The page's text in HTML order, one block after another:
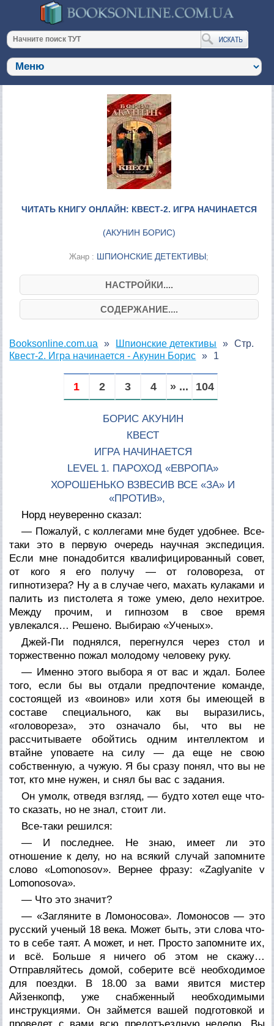
ЧИТАТЬ КНИГУ ОНЛАЙН: КВЕСТ-2. ИГРА НАЧИНАЕТСЯ
(АКУНИН БОРИС)
Жанр : ШПИОНСКИЕ ДЕТЕКТИВЫ;
НАСТРОЙКИ....
СОДЕРЖАНИЕ....
Booksonline.com.ua
Шпионские детективы
Квест-2. Игра начинается - Акунин Борис
Стр.
1
1 2 3 4 » ... 104
БОРИС АКУНИН
КВЕСТ
ИГРА НАЧИНАЕТСЯ
LEVEL 1. ПАРОХОД «ЕВРОПА»
ХОРОШЕНЬКО ВЗВЕСИВ ВСЕ «ЗА» И
«ПРОТИВ»,
Норд неуверенно сказал:
— Пожалуй, с коллегами мне будет удобнее. Все-
таки это в первую очередь научная экспедиция.
Если мне понадобится квалифицированный совет,
от кого я его получу — от головореза, от
гипнотизера? Ну а в случае чего, махать кулаками и
палить из пистолета я тоже умею, дело нехитрое.
Между прочим, и гипнозом в свое время
увлекался… Решено. Выбираю «Ученых».
Джей-Пи поднялся, перегнулся через стол и
торжественно пожал молодому человеку руку.
— Именно этого выбора я от вас и ждал. Более
того, если бы вы отдали предпочтение команде,
состоящей из «воинов» или хотя бы имеющей в
составе специального, как вы выразились,
«головореза», это означало бы, что вы не
рассчитываете обойтись одним интеллектом и
втайне уповаете на силу — да еще не свою
собственную, а чужую. Я бы сразу понял, что вы не
тот, кто мне нужен, и снял бы вас с задания.
Он умолк, отведя взгляд, — будто хотел еще что-
то сказать, но не знал, стоит ли.
Все-таки решился:
— И последнее. Не знаю, имеет ли это
отношение к делу, но на всякий случай запомните
слово «Lomonosov». Вернее фразу: «Zaglyanite v
Lomonosova».
— Что это значит?
— «Загляните в Ломоносова». Ломоносов — это
русский ученый 18 века. Может быть, эти слова что-
то в себе таят. А может, и нет. Просто запомните их,
и всё. Больше я ничего об этом не скажу…
Отправляйтесь домой, соберите всё необходимое
для поездки. В 18.00 за вами явится мистер
Айзенкопф, уже снабженный необходимыми
инструкциями. Он займется вашей подготовкой и